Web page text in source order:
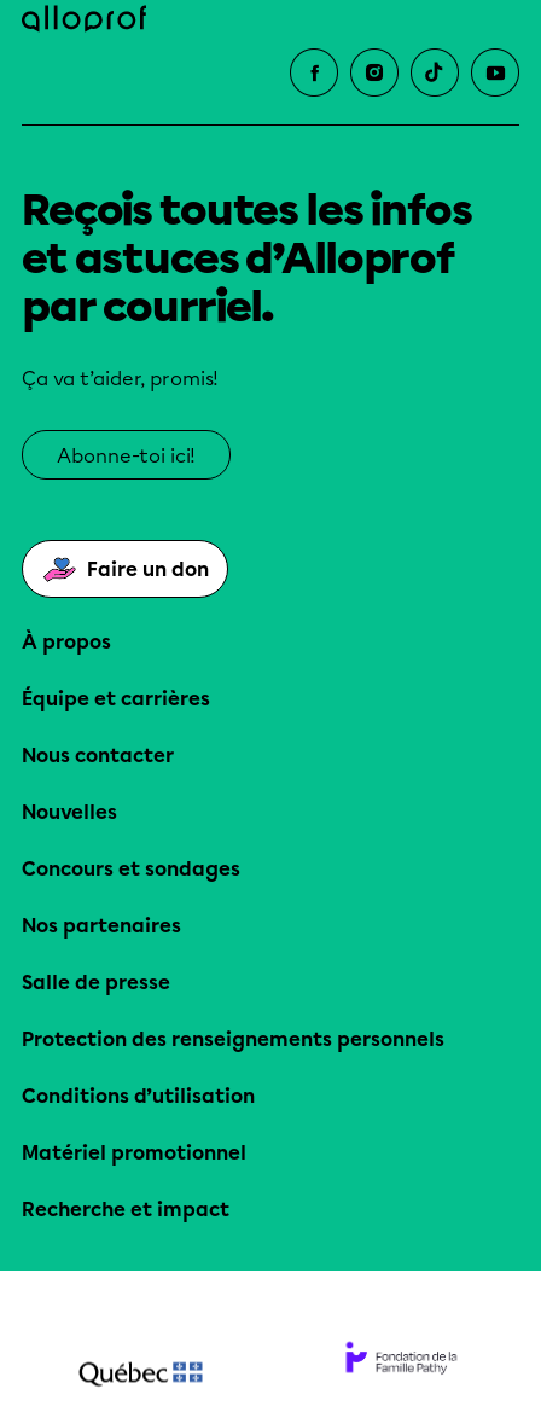
Reçois toutes les infos
et astuces d’Alloprof
par courriel.
Ça va t’aider, promis!
Abonne-toi ici!
Faire un don
À propos
Équipe et carrières
Nous contacter
Nouvelles
Concours et sondages
Nos partenaires
Salle de presse
Protection des renseignements personnels
Conditions d’utilisation
Matériel promotionnel
Recherche et impact